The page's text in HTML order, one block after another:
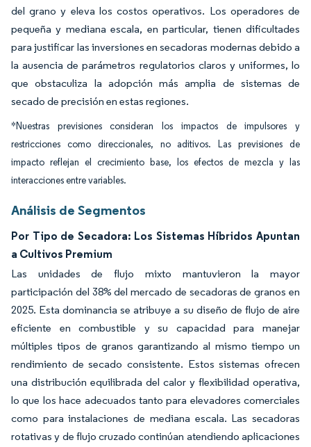
del grano y eleva los costos operativos. Los operadores de
pequeña y mediana escala, en particular, tienen dificultades
para justificar las inversiones en secadoras modernas debido a
la ausencia de parámetros regulatorios claros y uniformes, lo
que obstaculiza la adopción más amplia de sistemas de
secado de precisión en estas regiones.
*Nuestras previsiones consideran los impactos de impulsores y
restricciones como direccionales, no aditivos. Las previsiones de
impacto reflejan el crecimiento base, los efectos de mezcla y las
interacciones entre variables.
Análisis de Segmentos
Por Tipo de Secadora: Los Sistemas Híbridos Apuntan
a Cultivos Premium
Las unidades de flujo mixto mantuvieron la mayor
participación del 38% del mercado de secadoras de granos en
2025. Esta dominancia se atribuye a su diseño de flujo de aire
eficiente en combustible y su capacidad para manejar
múltiples tipos de granos garantizando al mismo tiempo un
rendimiento de secado consistente. Estos sistemas ofrecen
una distribución equilibrada del calor y flexibilidad operativa,
lo que los hace adecuados tanto para elevadores comerciales
como para instalaciones de mediana escala. Las secadoras
rotativas y de flujo cruzado continúan atendiendo aplicaciones